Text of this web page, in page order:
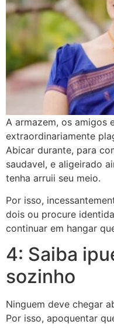
A armazem, os amigos
extraordinariamente
Abicar durante, para
saudavel, e aligeirado
tenha arruii seu meio.
Por isso,
dois ou procure
continuar em hangar
4: Saiba
sozinho
Ninguem deve chegar
Por isso, apoquentar